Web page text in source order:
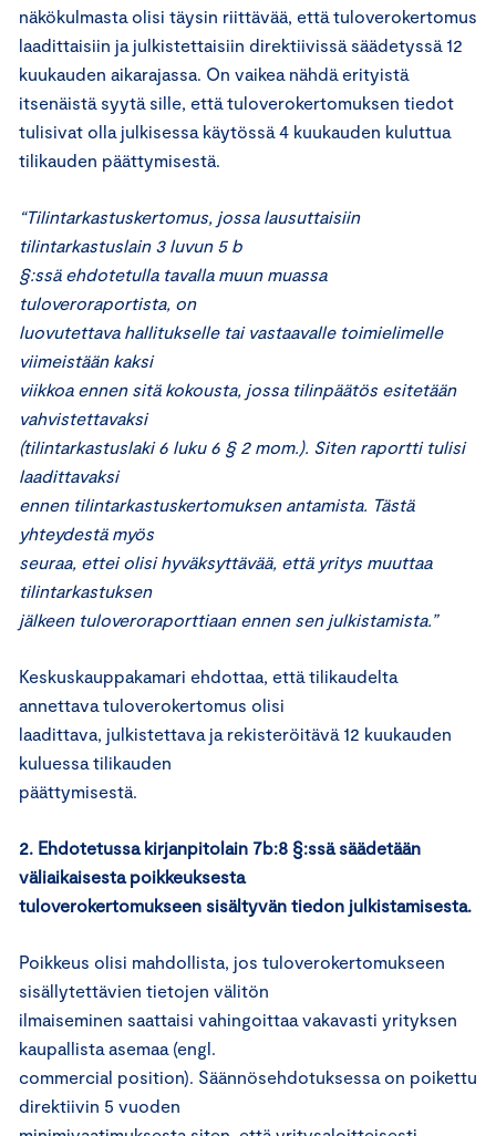
näkökulmasta olisi täysin riittävää, että tuloverokertomus
laadittaisiin ja julkistettaisiin direktiivissä säädetyssä 12
kuukauden aikarajassa. On vaikea nähdä erityistä
itsenäistä syytä sille, että tuloverokertomuksen tiedot
tulisivat olla julkisessa käytössä 4 kuukauden kuluttua
tilikauden päättymisestä.
“Tilintarkastuskertomus, jossa lausuttaisiin
tilintarkastuslain 3 luvun 5 b
§:ssä ehdotetulla tavalla muun muassa
tuloveroraportista, on
luovutettava hallitukselle tai vastaavalle toimielimelle
viimeistään kaksi
viikkoa ennen sitä kokousta, jossa tilinpäätös esitetään
vahvistettavaksi
(tilintarkastuslaki 6 luku 6 § 2 mom.). Siten raportti tulisi
laadittavaksi
ennen tilintarkastuskertomuksen antamista. Tästä
yhteydestä myös
seuraa, ettei olisi hyväksyttävää, että yritys muuttaa
tilintarkastuksen
jälkeen tuloveroraporttiaan ennen sen julkistamista.”
Keskuskauppakamari ehdottaa, että tilikaudelta
annettava tuloverokertomus olisi
laadittava, julkistettava ja rekisteröitävä 12 kuukauden
kuluessa tilikauden
päättymisestä.
2. Ehdotetussa kirjanpitolain 7b:8 §:ssä säädetään
väliaikaisesta poikkeuksesta
tuloverokertomukseen sisältyvän tiedon julkistamisesta.
Poikkeus olisi mahdollista, jos tuloverokertomukseen
sisällytettävien tietojen välitön
ilmaiseminen saattaisi vahingoittaa vakavasti yrityksen
kaupallista asemaa (engl.
commercial position). Säännösehdotuksessa on poikettu
direktiivin 5 vuoden